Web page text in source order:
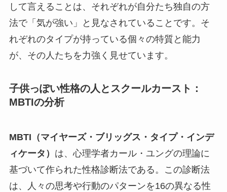
して言えることは、それぞれが自分たち独自の方
法で「気が強い」と見なされていることです。そ
れぞれのタイプが持っている個々の特質と能力
が、その人たちを力強く見せています。
子供っぽい性格の人とスクールカースト：
MBTIの分析
MBTI（マイヤーズ・ブリッグス・タイプ・インデ
ィケータ） は、心理学者カール・ユングの理論に
基づいて作られた性格診断法である。この診断法
は、人々の思考や行動のパターンを16の異なる性